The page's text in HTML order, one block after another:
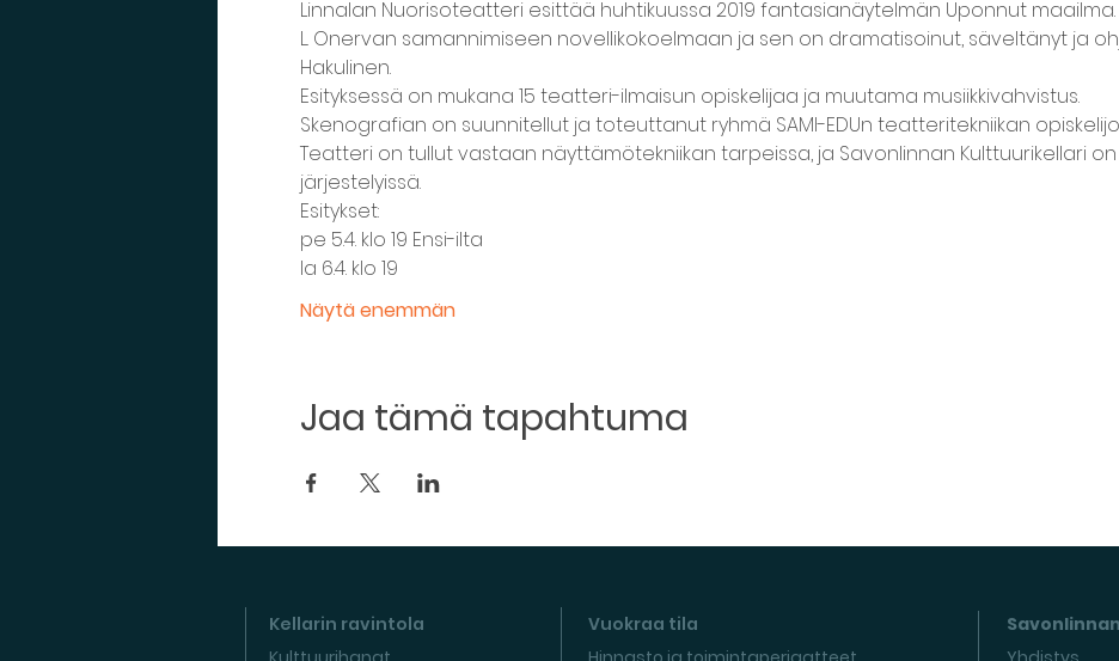
Linnalan Nuorisoteatteri esittää huhtikuussa 2019 fantasianäytelmän Uponnut
L. Onervan samannimiseen novellikokoelmaan ja sen on dramatisoinut, säveltänyt ja
Esityksessä on mukana 15 teatteri-ilmaisun opiskelijaa ja muutama musiikkivahvistus.
Skenografian on suunnitellut ja toteuttanut ryhmä SAMI-EDUn teatteritekniikan
Teatteri on tullut vastaan näyttämötekniikan tarpeissa, ja Savonlinnan Kulttuurikellari
järjestelyissä.
Esitykset:
Näytä enemmän
Jaa tämä tapahtuma
Kellarin ravintola
Vuokraa tila